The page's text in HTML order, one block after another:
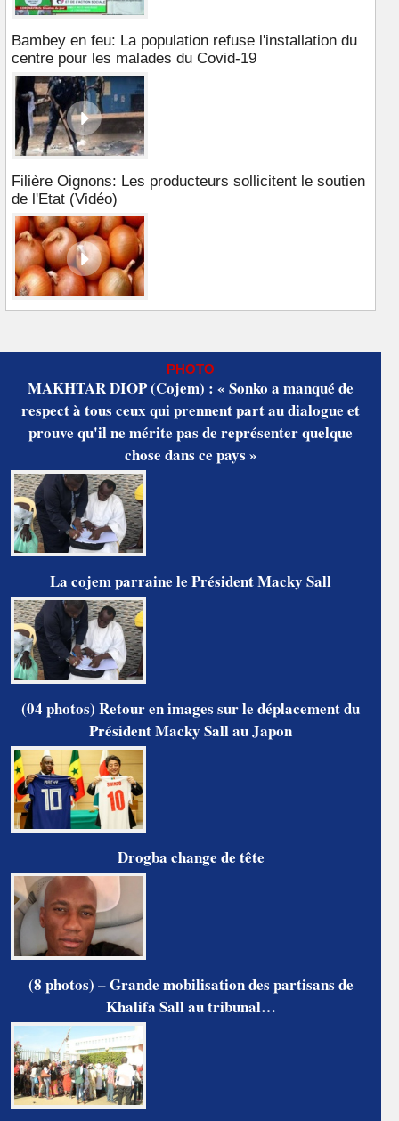
Bambey en feu: La population refuse l'installation du
centre pour les malades du Covid-19
Filière Oignons: Les producteurs sollicitent le soutien
de l'Etat (Vidéo)
PHOTO
MAKHTAR DIOP (Cojem) : « Sonko a manqué de
respect à tous ceux qui prennent part au dialogue et
prouve qu'il ne mérite pas de représenter quelque
chose dans ce pays »
La cojem parraine le Président Macky Sall
(04 photos) Retour en images sur le déplacement du
Président Macky Sall au Japon
Drogba change de tête
(8 photos) – Grande mobilisation des partisans de
Khalifa Sall au tribunal…